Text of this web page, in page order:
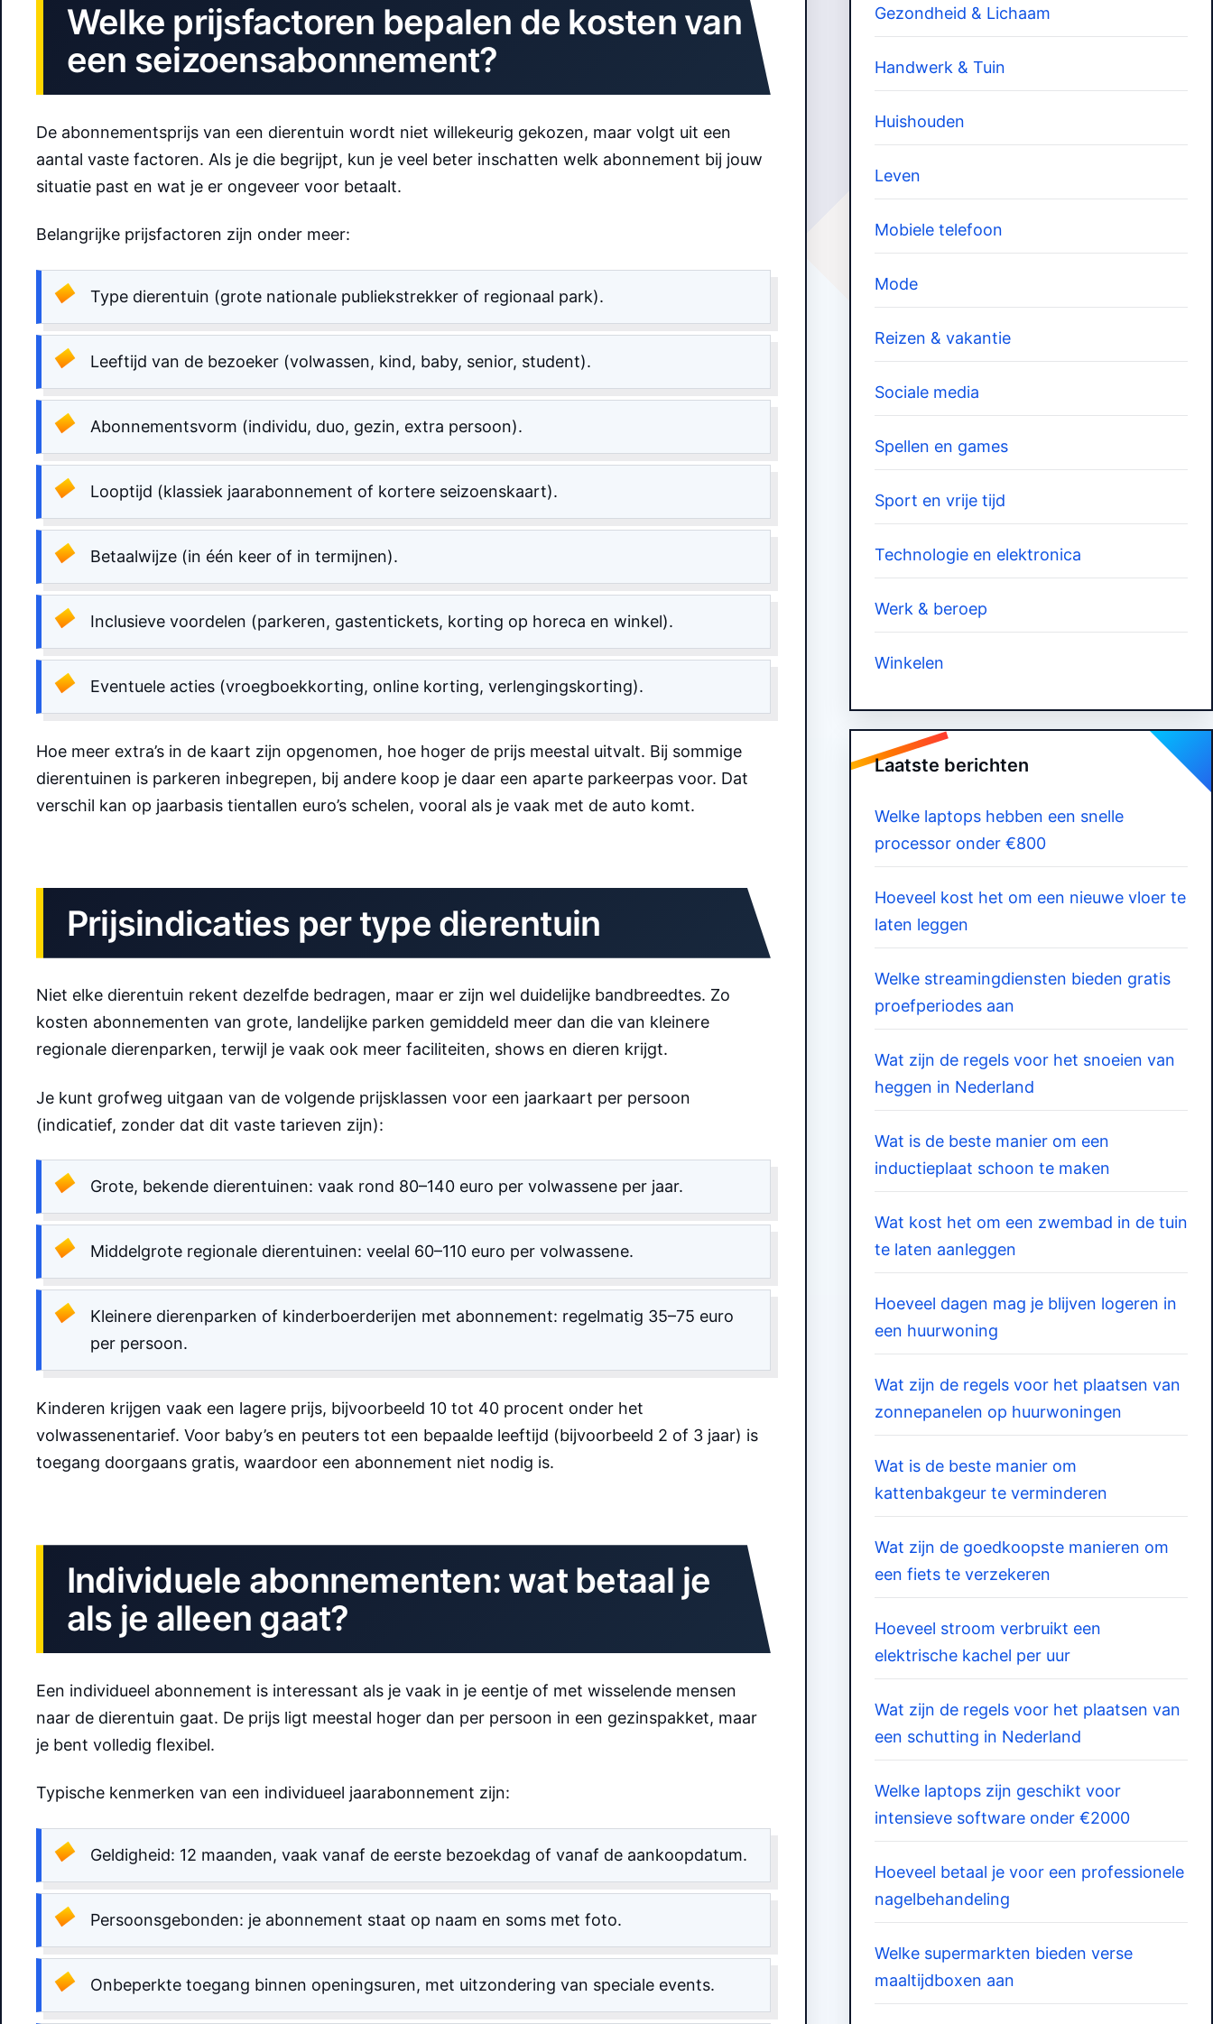
Welke prijsfactoren bepalen de kosten van
een seizoensabonnement?
De abonnementsprijs van een dierentuin wordt niet willekeurig gekozen, maar volgt uit een
aantal vaste factoren. Als je die begrijpt, kun je veel beter inschatten welk abonnement bij jouw
situatie past en wat je er ongeveer voor betaalt.
Belangrijke prijsfactoren zijn onder meer:
Type dierentuin (grote nationale publiekstrekker of regionaal park).
Leeftijd van de bezoeker (volwassen, kind, baby, senior, student).
Abonnementsvorm (individu, duo, gezin, extra persoon).
Looptijd (klassiek jaarabonnement of kortere seizoenskaart).
Betaalwijze (in één keer of in termijnen).
Inclusieve voordelen (parkeren, gastentickets, korting op horeca en winkel).
Eventuele acties (vroegboekkorting, online korting, verlengingskorting).
Hoe meer extra’s in de kaart zijn opgenomen, hoe hoger de prijs meestal uitvalt. Bij sommige
dierentuinen is parkeren inbegrepen, bij andere koop je daar een aparte parkeerpas voor. Dat
verschil kan op jaarbasis tientallen euro’s schelen, vooral als je vaak met de auto komt.
Prijsindicaties per type dierentuin
Niet elke dierentuin rekent dezelfde bedragen, maar er zijn wel duidelijke bandbreedtes. Zo
kosten abonnementen van grote, landelijke parken gemiddeld meer dan die van kleinere
regionale dierenparken, terwijl je vaak ook meer faciliteiten, shows en dieren krijgt.
Je kunt grofweg uitgaan van de volgende prijsklassen voor een jaarkaart per persoon
(indicatief, zonder dat dit vaste tarieven zijn):
Grote, bekende dierentuinen: vaak rond 80–140 euro per volwassene per jaar.
Middelgrote regionale dierentuinen: veelal 60–110 euro per volwassene.
Kleinere dierenparken of kinderboerderijen met abonnement: regelmatig 35–75 euro
per persoon.
Kinderen krijgen vaak een lagere prijs, bijvoorbeeld 10 tot 40 procent onder het
volwassenentarief. Voor baby’s en peuters tot een bepaalde leeftijd (bijvoorbeeld 2 of 3 jaar) is
toegang doorgaans gratis, waardoor een abonnement niet nodig is.
Individuele abonnementen: wat betaal je
als je alleen gaat?
Een individueel abonnement is interessant als je vaak in je eentje of met wisselende mensen
naar de dierentuin gaat. De prijs ligt meestal hoger dan per persoon in een gezinspakket, maar
je bent volledig flexibel.
Typische kenmerken van een individueel jaarabonnement zijn:
Geldigheid: 12 maanden, vaak vanaf de eerste bezoekdag of vanaf de aankoopdatum.
Persoonsgebonden: je abonnement staat op naam en soms met foto.
Onbeperkte toegang binnen openingsuren, met uitzondering van speciale events.
Gezondheid & Lichaam
Handwerk & Tuin
Huishouden
Leven
Mobiele telefoon
Mode
Reizen & vakantie
Sociale media
Spellen en games
Sport en vrije tijd
Technologie en elektronica
Werk & beroep
Winkelen
Laatste berichten
Welke laptops hebben een snelle
processor onder €800
Hoeveel kost het om een nieuwe vloer te
laten leggen
Welke streamingdiensten bieden gratis
proefperiodes aan
Wat zijn de regels voor het snoeien van
heggen in Nederland
Wat is de beste manier om een
inductieplaat schoon te maken
Wat kost het om een zwembad in de tuin
te laten aanleggen
Hoeveel dagen mag je blijven logeren in
een huurwoning
Wat zijn de regels voor het plaatsen van
zonnepanelen op huurwoningen
Wat is de beste manier om
kattenbakgeur te verminderen
Wat zijn de goedkoopste manieren om
een fiets te verzekeren
Hoeveel stroom verbruikt een
elektrische kachel per uur
Wat zijn de regels voor het plaatsen van
een schutting in Nederland
Welke laptops zijn geschikt voor
intensieve software onder €2000
Hoeveel betaal je voor een professionele
nagelbehandeling
Welke supermarkten bieden verse
maaltijdboxen aan